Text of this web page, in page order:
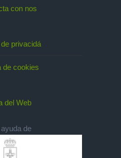
con nos
privacidá
de cookies
del Web
de